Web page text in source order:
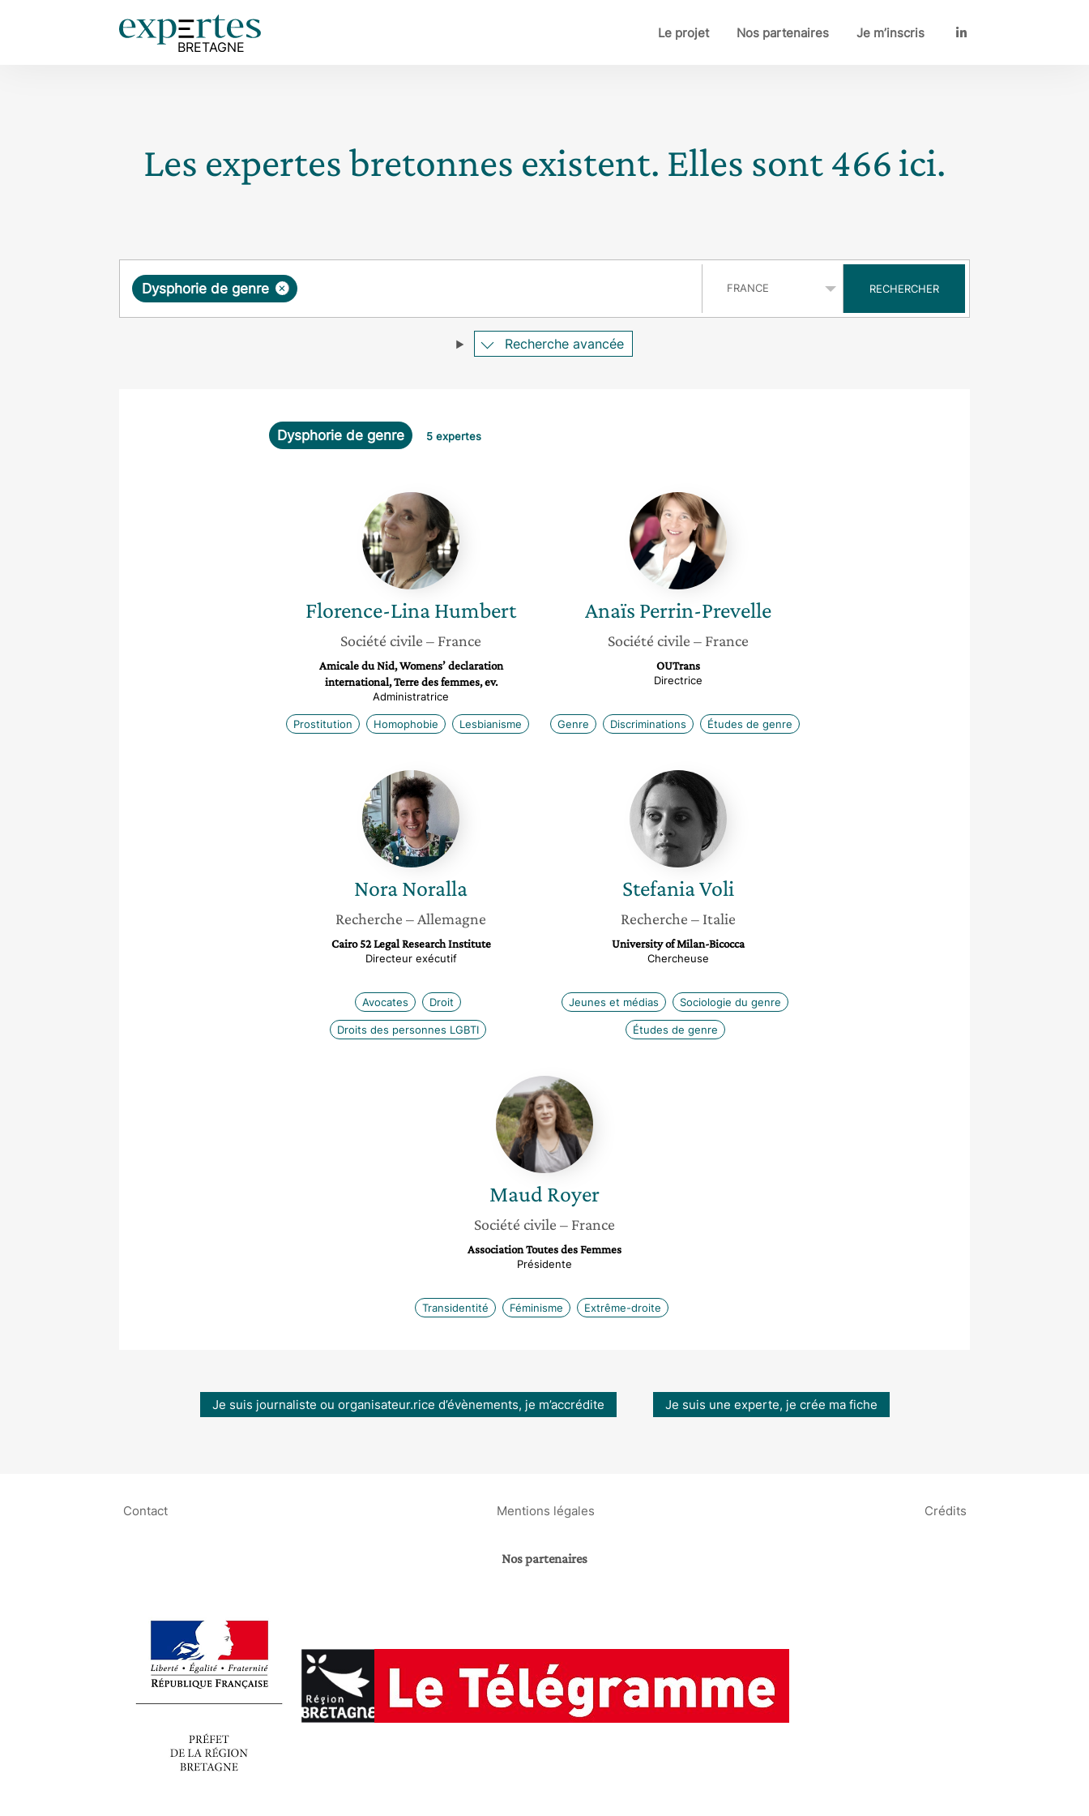
Le projet Nos partenaires Je m’inscris LinkedIn
Les expertes bretonnes existent. Elles sont466ici.
Requête ×
Dysphorie de genre RECHERCHER
Recherche avancée
Dysphorie de genre 5 expertes
Florence-
Lina
Humbert
Florence-LinaHumbert
Société civile – France
Amicale du Nid, Womens’ declaration
international, Terre des femmes, ev.
Administratrice
Prostitution Homophobie Lesbianisme
Anaïs
Perrin-
Prevelle
Anaïs Perrin-Prevelle
Société civile – France
OUTrans
Directrice
Genre Discriminations Études de genre
Nora
Noralla
NoraNoralla
Recherche – Allemagne
Cairo 52 Legal Research Institute
Directeur exécutif
Avocates Droit
Droits des personnes LGBTI
Stefania
Voli
StefaniaVoli
Recherche – Italie
University of Milan-Bicocca
Chercheuse
Jeunes et médias Sociologie du genre
Études de genre
Maud
Royer
Maud Royer
Société civile – France
Association Toutes des Femmes
Présidente
Transidentité Féminisme Extrême-droite
Je suis journaliste ou organisateur.rice d’évènements, je m’accrédite Je suis une experte, je crée ma fiche
Contact Mentions légales Crédits
Nos partenaires